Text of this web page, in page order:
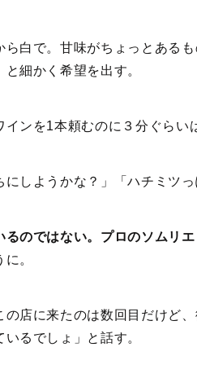
ら白で。甘味がちょっとある
と細かく希望を出す。
インを1本頼むのに３分ぐらい
にしようかな？」「ハチミツ
るのではない。プロのソムリ
。
の店に来たのは数回目だけど
いるでしょ」と話す。